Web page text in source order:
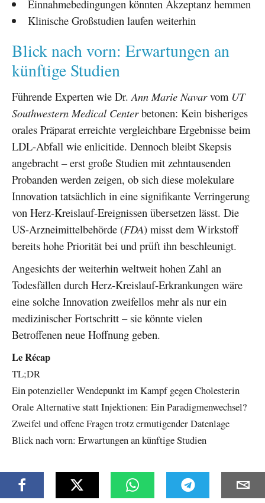
Einnahmebedingungen könnten Akzeptanz hemmen
Klinische Großstudien laufen weiterhin
Blick nach vorn: Erwartungen an
künftige Studien
Führende Experten wie Dr. Ann Marie Navarvom UT
Southwestern Medical Centerbetonen: Kein bisheriges
orales Präparat erreichte vergleichbare Ergebnisse beim
LDL-Abfall wie enlicitide. Dennoch bleibt Skepsis
angebracht – erst große Studien mit zehntausenden
Probanden werden zeigen, ob sich diese molekulare
Innovation tatsächlich in eine signifikante Verringerung
von Herz-Kreislauf-Ereignissen übersetzen lässt. Die
US-Arzneimittelbehörde (FDA) misst dem Wirkstoff
bereits hohe Priorität bei und prüft ihn beschleunigt.
Angesichts der weiterhin weltweit hohen Zahl an
Todesfällen durch Herz-Kreislauf-Erkrankungen wäre
eine solche Innovation zweifellos mehr als nur ein
medizinischer Fortschritt – sie könnte vielen
Betroffenen neue Hoffnung geben.
Le Récap
TL;DR
Ein potenzieller Wendepunkt im Kampf gegen Cholesterin
Orale Alternative statt Injektionen: Ein Paradigmenwechsel?
Zweifel und offene Fragen trotz ermutigender Datenlage
Blick nach vorn: Erwartungen an künftige Studien